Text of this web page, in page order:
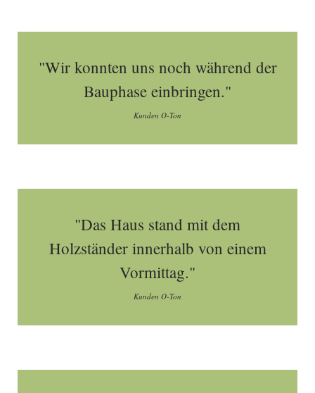
"Wir konnten uns noch während der
Bauphase einbringen."
Kunden O-Ton
"Das Haus stand mit dem
Holzständer innerhalb von einem
Vormittag."
Kunden O-Ton